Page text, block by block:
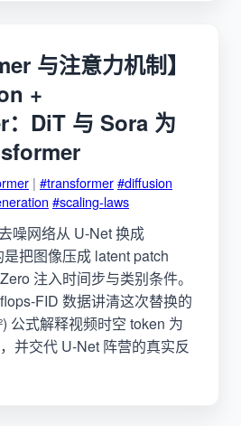
与注意力机制】
+
DiT 与 Sora 为
| #transformer#diffusion
#scaling-laws
噪网络从 U-Net 换成
把图像压成 latent patch
注入时间步与类别条件。
FID 数据讲清这次替换的
公式解释视频时空 token 为
并交代 U-Net 阵营的真实反